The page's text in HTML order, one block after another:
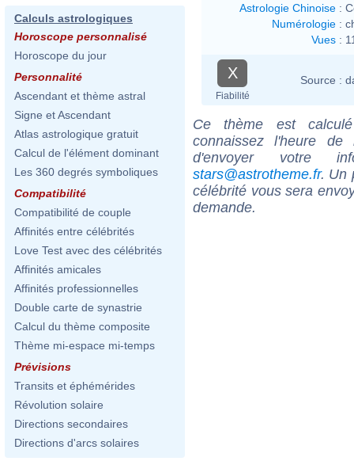
Calculs astrologiques
Horoscope personnalisé
Horoscope du jour
Personnalité
Ascendant et thème astral
Signe et Ascendant
Atlas astrologique gratuit
Calcul de l'élément dominant
Les 360 degrés symboliques
Compatibilité
Compatibilité de couple
Affinités entre célébrités
Love Test avec des célébrités
Affinités amicales
Affinités professionnelles
Double carte de synastrie
Calcul du thème composite
Thème mi-espace mi-temps
Prévisions
Transits et éphémérides
Révolution solaire
Directions secondaires
Directions d'arcs solaires
Astrologie Chinoise :
Numérologie :
Vues :
X
Fiabilité
Source :
Ce thème est
connaissez l'heure de
d'envoyer votre
stars@astrotheme.fr. Un
célébrité vous sera
demande.